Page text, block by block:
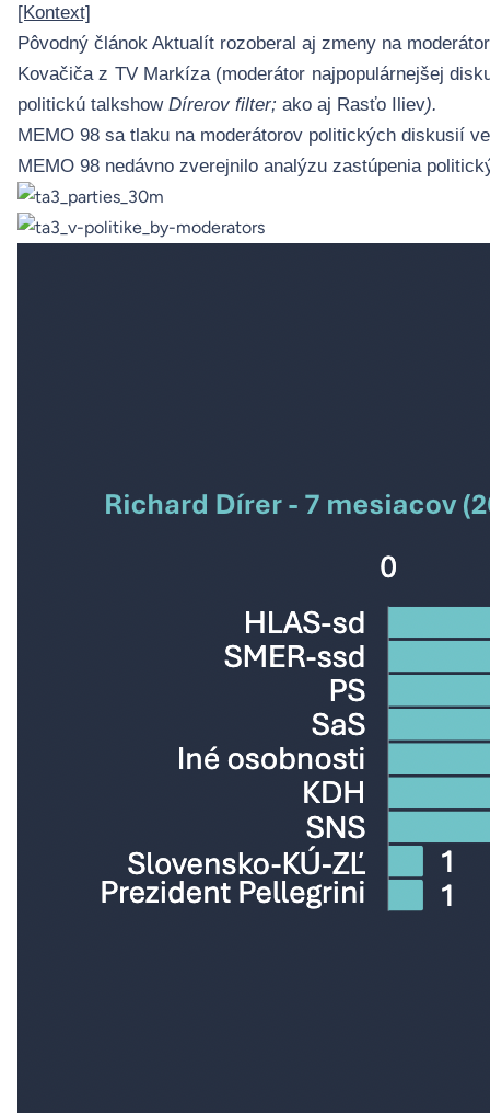
[Kontext]
Pôvodnýčlánok Aktualít rozoberal aj zmeny na
Kovačiča z TV Markíza (moderátor najpopulárnejšej
politickú talkshow Dírerov filter; ako aj Rasťo Iliev).
MEMO 98 sa tlaku na moderátorov politických diskusií
MEMO 98 nedávno zverejnilo analýzu zastúpenia